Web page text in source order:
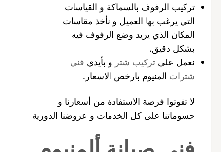
تركيب الرفوف بالسماكة و القياسات
التي يرغب بها العميل و نأخذ مقاسات
المكان الذي يريد وضع الرفوف فيه
بشكل دقيق.
نعمل على تركيب شتر و بأيدي فني
شترات المنيوم بارخص الاسعار.
لا تفوتوا فرصة الاستفادة من أسعارنا و
حسوماتنا على كل الخدمات و عروضنا الدورية